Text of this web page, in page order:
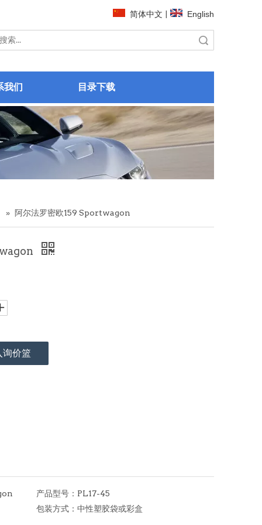
简体中文 English
我们 目录下载
» 阿尔法罗密欧159 Sportwagon
询价篮
产品型号： PL17-45
包装方式： 中性塑胶袋或彩盒